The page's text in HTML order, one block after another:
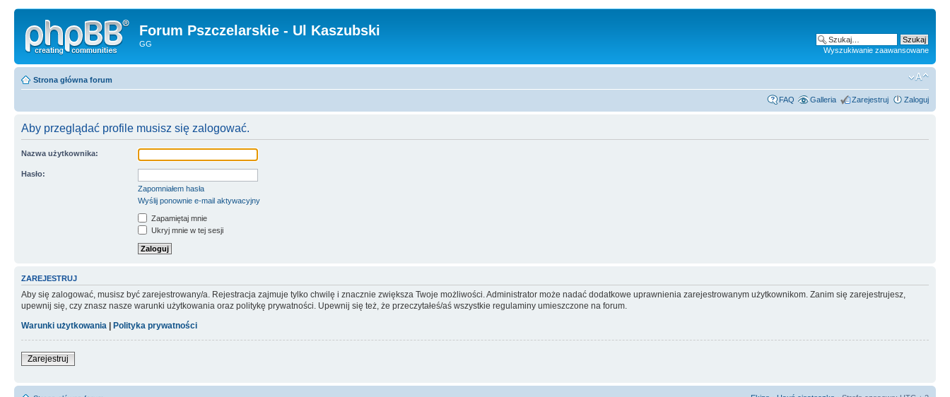
Forum Pszczelarskie - Ul Kaszubski
GG
Wyszukiwanie zaawansowane
Strona główna forum
FAQ Galleria Zarejestruj Zaloguj
Aby przeglądać profile musisz się zalogować.
Nazwa użytkownika:
Hasło:
Zapomniałem hasła
Wyślij ponownie e-mail aktywacyjny
Zapamiętaj mnie
Ukryj mnie w tej sesji
ZAREJESTRUJ
Aby się zalogować, musisz być zarejestrowany/a. Rejestracja zajmuje tylko chwilę i znacznie zwiększa Twoje możliwości. Administrator może nadać dodatkowe uprawnienia zarejestrowanym użytkownikom. Zanim się zarejestrujesz,
upewnij się, czy znasz nasze warunki użytkowania oraz politykę prywatności. Upewnij się też, że przeczytałeś/aś wszystkie regulaminy umieszczone na forum.
Warunki użytkowania
Polityka prywatności
Zarejestruj